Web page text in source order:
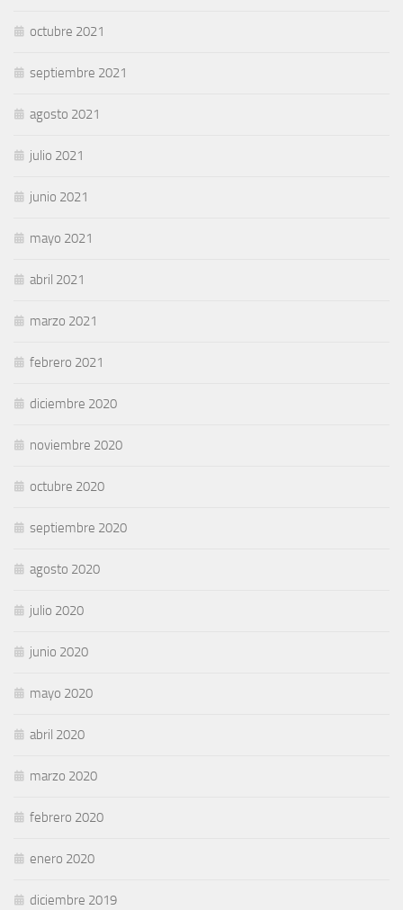
octubre 2021
septiembre 2021
agosto 2021
julio 2021
junio 2021
mayo 2021
abril 2021
marzo 2021
febrero 2021
diciembre 2020
noviembre 2020
octubre 2020
septiembre 2020
agosto 2020
julio 2020
junio 2020
mayo 2020
abril 2020
marzo 2020
febrero 2020
enero 2020
diciembre 2019